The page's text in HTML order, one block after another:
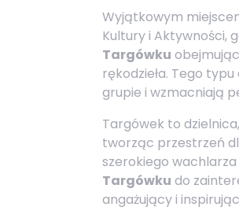
Wyjątkowym
Kultury i Aktywności,
Targówku
rękodzieła. Tego
grupie i wzmacniają
Targówek to
tworząc przestrzeń
szerokiego
Targówku do
angażujący i